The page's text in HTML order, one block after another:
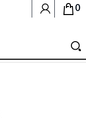
0